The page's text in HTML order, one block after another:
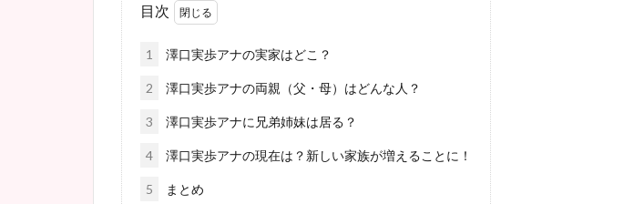
目次
1 澤口実歩アナの実家はどこ？
2 澤口実歩アナの両親（父・母）はどんな人？
3 澤口実歩アナに兄弟姉妹は居る？
4 澤口実歩アナの現在は？新しい家族が増えることに！
5 まとめ